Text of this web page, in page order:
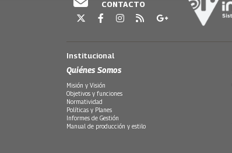
CONTACTO
Institucional
Quiénes Somos
Misión y Visión
Objetivos y funciones
Normatividad
Políticas y Planes
Informes de Gestión
Manual de producción y estilo